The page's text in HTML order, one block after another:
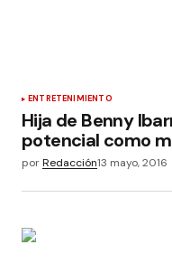
ENTRETENIMIENTO
Hija de Benny
potencial como
porRedacción13 mayo, 2016